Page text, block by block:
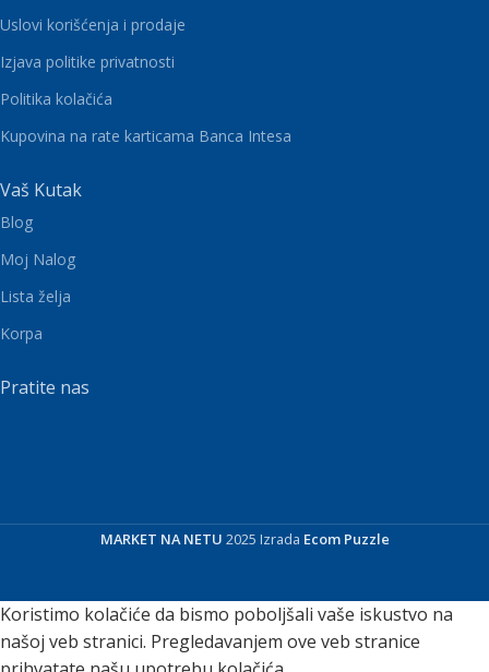
Uslovi korišćenja i prodaje
Izjava politike privatnosti
Politika kolačića
Kupovina na rate karticama Banca Intesa
Vaš Kutak
Blog
Moj Nalog
Lista želja
Korpa
Pratite nas
MARKET NA NETU 2025 Izrada Ecom Puzzle
Koristimo kolačiće da bismo poboljšali vaše iskustvo na
našoj veb stranici. Pregledavanjem ove veb stranice